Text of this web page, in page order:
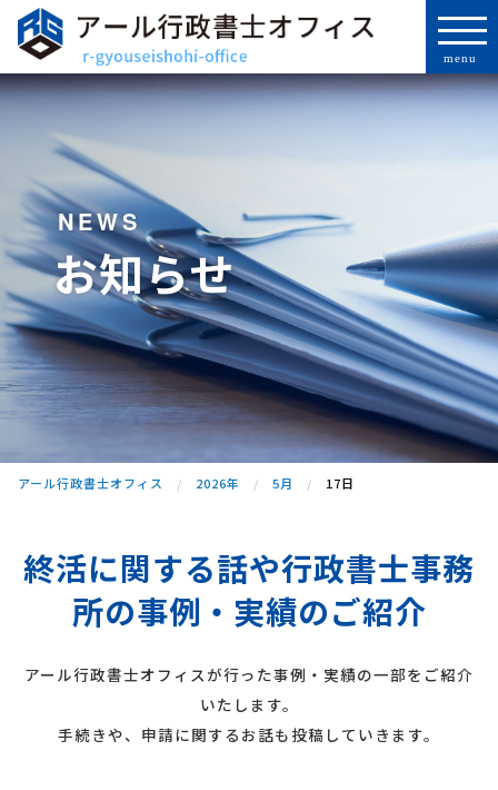
NEWS
お知らせ
アール行政書士オフィス 2026年 5月 17日
終活に関する話や行政書士事務
所の事例・実績のご紹介
アール行政書士オフィスが行った事例・実績の一部をご紹介
いたします。
手続きや、申請に関するお話も投稿していきます。